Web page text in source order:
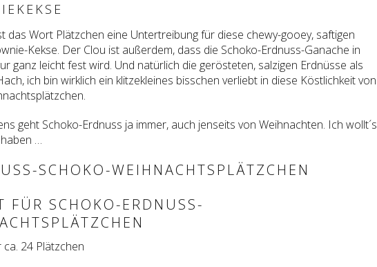
das Wort Plätzchen eine Untertreibung für diese chewy-gooey, saftigen
Kekse. Der Clou ist außerdem, dass die Schoko-Erdnuss-Ganache in
ganz leicht fest wird. Und natürlich die gerösteten, salzigen Erdnüsse als
ich bin wirklich ein klitzekleines bisschen verliebt in diese Köstlichkeit von
geht Schoko-Erdnuss ja immer, auch jenseits von Weihnachten. Ich wollt´s
…
FÜR SCHOKO-ERDNUSS-
24 Plätzchen